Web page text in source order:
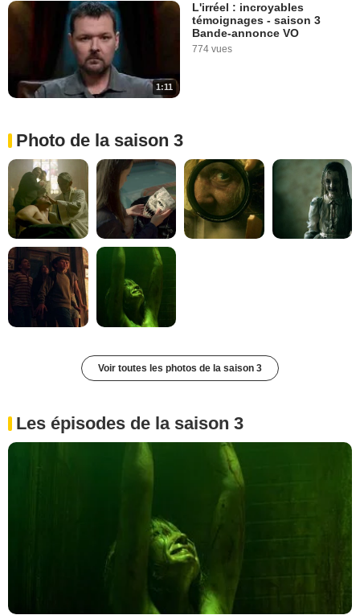
1:11
L'irréel : incroyables
témoignages - saison 3
Bande-annonce VO
774 vues
Photo de la saison 3
Voir toutes les photos de la saison 3
Les épisodes de la saison 3